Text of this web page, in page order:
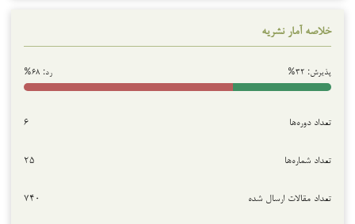
خلاصه آمار نشریه
پذیرش: ۳۲% رد: ۶۸%
تعداد دوره‌ها ۶
تعداد شماره‌ها ۲۵
تعداد مقالات ارسال شده ۷۴۰